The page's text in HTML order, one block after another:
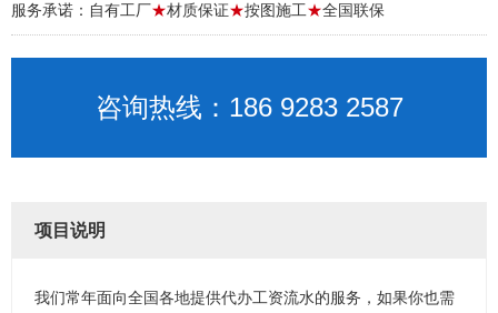
服务承诺：自有工厂★材质保证★按图施工★全国联保
咨询热线：186 9283 2587
项目说明
我们常年面向全国各地提供代办工资流水的服务，如果你也需